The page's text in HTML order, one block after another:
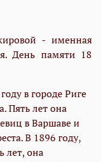
- именная
День памяти 18
в городе Риге
Пять лет она
в Варшаве и
В 1896 году,
лет, она